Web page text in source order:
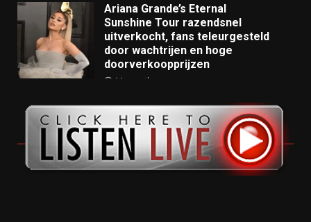
Ariana Grande’s Eternal
Sunshine Tour razendsnel
uitverkocht, fans teleurgesteld
door wachtrijen en hoge
doorverkoopprijzen
11 months ago